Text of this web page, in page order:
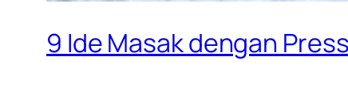
9 Ide Masak dengan